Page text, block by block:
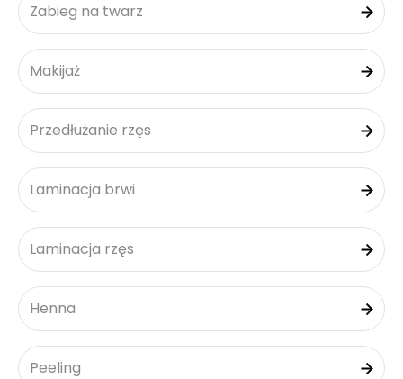
Zabieg na twarz
Makijaż
Przedłużanie rzęs
Laminacja brwi
Laminacja rzęs
Henna
Peeling